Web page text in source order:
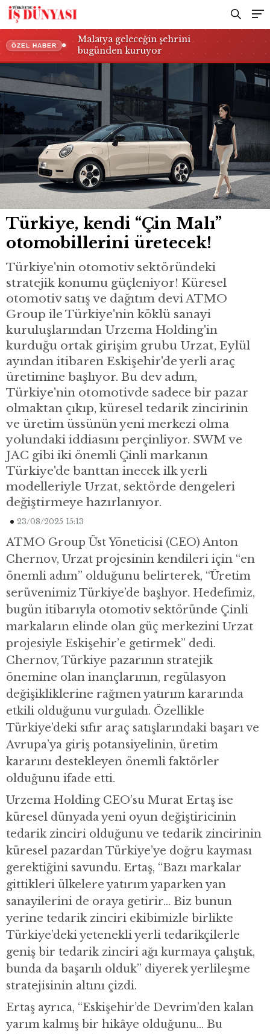
ÖZEL HABER
Malatya geleceğin şehrini
bugünden kuruyor
Türkiye, kendi “Çin Malı”
otomobillerini üretecek!
Türkiye'nin otomotiv sektöründeki
stratejik konumu güçleniyor! Küresel
otomotiv satış ve dağıtım devi ATMO
Group ile Türkiye'nin köklü sanayi
kuruluşlarından Urzema Holding'in
kurduğu ortak girişim grubu Urzat, Eylül
ayından itibaren Eskişehir'de yerli araç
üretimine başlıyor. Bu dev adım,
Türkiye'nin otomotivde sadece bir pazar
olmaktan çıkıp, küresel tedarik zincirinin
ve üretim üssünün yeni merkezi olma
yolundaki iddiasını perçinliyor. SWM ve
JAC gibi iki önemli Çinli markanın
Türkiye'de banttan inecek ilk yerli
modelleriyle Urzat, sektörde dengeleri
değiştirmeye hazırlanıyor.
23/08/2025 15:13
ATMO Group Üst Yöneticisi (CEO) Anton
Chernov, Urzat projesinin kendileri için “en
önemli adım” olduğunu belirterek, “Üretim
serüvenimiz Türkiye’de başlıyor. Hedefimiz,
bugün itibarıyla otomotiv sektöründe Çinli
markaların elinde olan güç merkezini Urzat
projesiyle Eskişehir’e getirmek” dedi.
Chernov, Türkiye pazarının stratejik
önemine olan inançlarının, regülasyon
değişikliklerine rağmen yatırım kararında
etkili olduğunu vurguladı. Özellikle
Türkiye’deki sıfır araç satışlarındaki başarı ve
Avrupa’ya giriş potansiyelinin, üretim
kararını destekleyen önemli faktörler
olduğunu ifade etti.
Urzema Holding CEO’su Murat Ertaş ise
küresel dünyada yeni oyun değiştiricinin
tedarik zinciri olduğunu ve tedarik zincirinin
küresel pazardan Türkiye’ye doğru kayması
gerektiğini savundu. Ertaş, “Bazı markalar
gittikleri ülkelere yatırım yaparken yan
sanayilerini de oraya getirir… Biz bunun
yerine tedarik zinciri ekibimizle birlikte
Türkiye’deki yetenekli yerli tedarikçilerle
geniş bir tedarik zinciri ağı kurmaya çalıştık,
bunda da başarılı olduk” diyerek yerlileşme
stratejisinin altını çizdi.
Ertaş ayrıca, “Eskişehir’de Devrim’den kalan
yarım kalmış bir hikâye olduğunu… Bu